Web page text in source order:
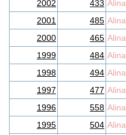
2002
433 Alina
2001
485 Alina
2000
465 Alina
1999
484 Alina
1998
494 Alina
1997
477 Alina
1996
558 Alina
1995
504 Alina